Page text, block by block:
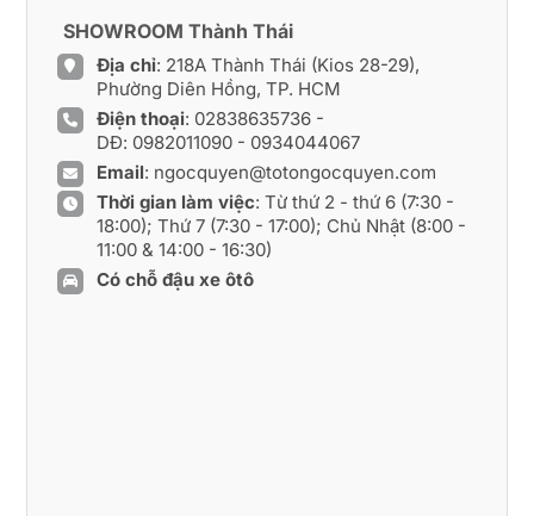
SHOWROOM Thành Thái
Địa chỉ: 218A Thành Thái (Kios 28-29),
Phường Diên Hồng, TP. HCM
Điện thoại: 02838635736 -
DĐ: 0982011090- 0934044067
Email: ngocquyen@totongocquyen.com
Thời gian làm việc: Từ thứ 2 - thứ 6 (7:30 -
18:00); Thứ 7 (7:30 - 17:00); Chủ Nhật (8:00 -
11:00 & 14:00 - 16:30)
Có chỗ đậu xe ôtô